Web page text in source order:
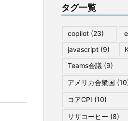
タグ一覧
copilot (23)
javascript (9)
Teams会議 (9)
アメリカ合衆国
コアCPI (10)
サザコーヒー (8)